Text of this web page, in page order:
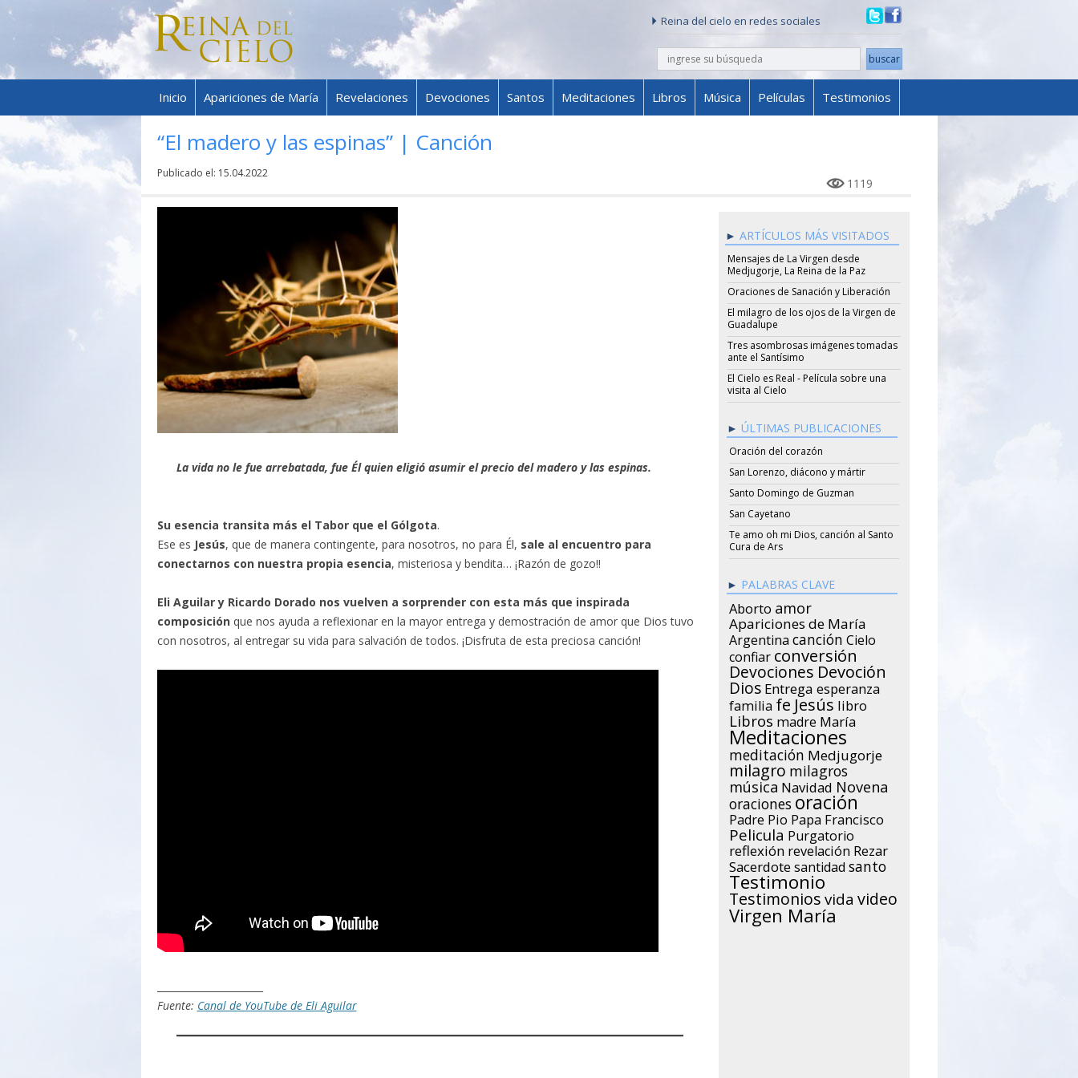
Reina del cielo en redes sociales
buscar
Skip to content
Inicio Apariciones de María Revelaciones Devociones Santos Meditaciones Libros Música Películas Testimonios
“El madero y las espinas” | Canción
Publicado el: 15.04.2022
1119
La vida no le fue arrebatada, fue Él quien eligió asumir el precio del madero y las espinas.
Su esencia transita más el Tabor que el Gólgota.
Ese es Jesús, que de manera contingente, para nosotros, no para Él, sale al encuentro para
conectarnos con nuestra propia esencia, misteriosa y bendita… ¡Razón de gozo!!
Eli Aguilar y Ricardo Dorado nos vuelven a sorprender con esta más que inspirada
composiciónque nos ayuda a reflexionar en la mayor entrega y demostración de amor que Dios tuvo
con nosotros, al entregar su vida para salvación de todos. ¡Disfruta de esta preciosa canción!
Fuente: Canal de YouTube de Eli Aguilar
ARTÍCULOS MÁS VISITADOS
Mensajes de La Virgen desde
Medjugorje, La Reina de la Paz
Oraciones de Sanación y Liberación
El milagro de los ojos de la Virgen de
Guadalupe
Tres asombrosas imágenes tomadas
ante el Santísimo
El Cielo es Real - Película sobre una
visita al Cielo
ÚLTIMAS PUBLICACIONES
Oración del corazón
San Lorenzo, diácono y mártir
Santo Domingo de Guzman
San Cayetano
Te amo oh mi Dios, canción al Santo
Cura de Ars
PALABRAS CLAVE
Aborto amor
Apariciones de María
Argentina canción Cielo
confiar conversión
Devociones Devoción
Dios Entrega esperanza
familia fe Jesús libro
Libros madre María
Meditaciones
meditación Medjugorje
milagro milagros
música Navidad Novena
oraciones oración
Padre Pio Papa Francisco
Pelicula Purgatorio
reflexión revelación Rezar
Sacerdote santidad santo
Testimonio
Testimonios vida video
Virgen María